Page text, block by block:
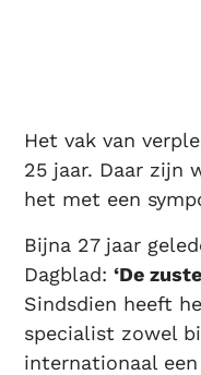
Het vak van
25 jaar. Daar zijn
het met een
Bijna 27 jaar
Dagblad:‘De
Sindsdien heeft
specialist zowel
internationaal